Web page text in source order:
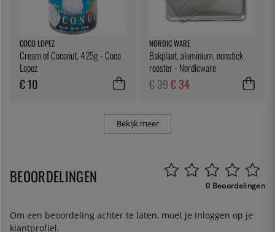
COCO LOPEZ
Cream of Coconut, 425g - Coco
Lopez
€ 10
NORDIC WARE
Bakplaat, aluminium, nonstick
rooster - Nordicware
€ 39€ 34
Bekijk meer
BEOORDELINGEN 0 Beoordelingen
Om een beoordeling achter te laten, moet je inloggen op je
klantprofiel.